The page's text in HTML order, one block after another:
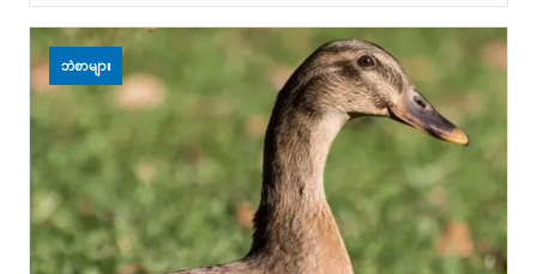
ဘဲစာများ